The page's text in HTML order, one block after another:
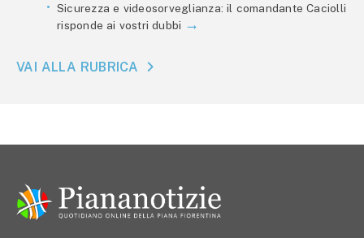
Sicurezza e videosorveglianza: il comandante Caciolli
risponde ai vostri dubbi
VAI ALLA RUBRICA